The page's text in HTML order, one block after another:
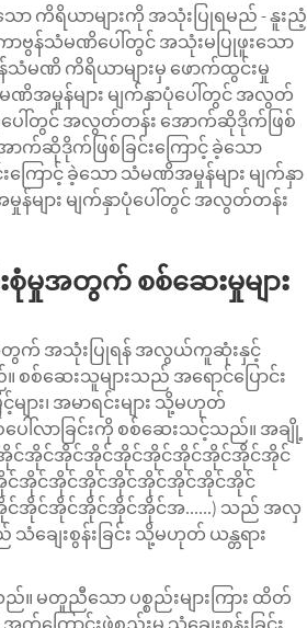
ော ကိရိယာများကို အသုံးပြုရမည် - နူးညံ့
ကာဗွန်သံမဏိပေါ်တွင် အသုံးမပြုဖူးသော
န်သံမဏိ ကိရိယာများမှ ဖောက်ထွင်းမှု
ဏိအမှုန်များ မျက်နှာပုံပေါ်တွင် အလွတ်
ပုံပေါ်တွင် အလွတ်တန်း အောက်ဆိုဒိုက်ဖြစ်
ာက်ဆိုဒိုက်ဖြစ်ခြင်းကြောင့် ခဲ့သော
ောင့် ခဲ့သော သံမဏိအမှုန်များ မျက်နှာ
များ မျက်နှာပုံပေါ်တွင် အလွတ်တန်း
မှုအတွက် စစ်ဆေးမှုများ
တွက် အသုံးပြုရန် အလွယ်ကူဆုံးနှင့်
စ်ဆေးသူများသည် အရောင်ပြောင်း
များ၊ အမာရင်းများ သို့မဟုတ်
စ်ပေါ်လာခြင်းကို စစ်ဆေးသင့်သည်။ အချို့
အိုင်အိုင်အိုင်အိုင်အိုင်အိုင်အိုင်အိုင်အိုင်အိုင်အိုင်
အိုင်အိုင်အိုင်အိုင်အိုင်အိုင်အိုင်အိုင်
အိုင်အိုင်အိုင်အိုင်အိုင်အ......) သည် အလှ
ျေးစွန်းခြင်း သို့မဟုတ် ယန္တရား
မတူညီသော ပစ္စည်းများကြား ထိတ်
ကြောင်းဖွဲ့စည်းမှု သံချေးစွန်းခြင်း